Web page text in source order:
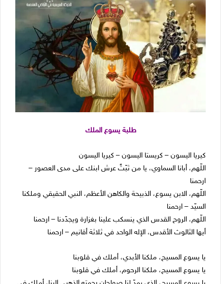
طلبة يسوع الملك
كيريا اليسون – كريستا اليسون – كيريا اليسون
اللّهم، أبانا السماوي، يا من ثبّتَّ عرش ابنك على مدى العصور –
ارحمنا
اللّهم، الابن يسوع، الذبيحة والكاهن الأعظم، النبي الحقيقي وملكنا
السيّد – ارحمنا
اللّهم، الروح القدس الذي ينسكب علينا بغزارة ويجدّدنا – ارحمنا
أيها الثالوث الأقدس، الإله الواحد في ثلاثة أقانيم – ارحمنا
يا يسوع المسيح، ملكنا الأبدي، أملك في قلوبنا
يا يسوع المسيح، ملكنا الرحوم، أملك في قلوبنا